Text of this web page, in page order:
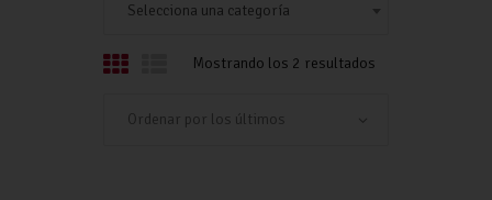
Mostrando los 2 resultados
Selecciona una categoría